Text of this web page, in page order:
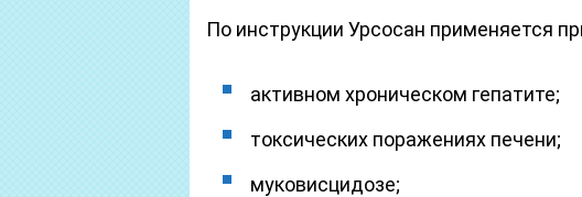
По инструкции Урсосан применяется
активном хроническом гепатите;
токсических поражениях печени;
муковисцидозе;